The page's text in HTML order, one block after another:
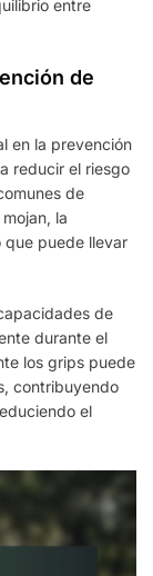
entre
de
en la prevención
reducir el riesgo
de
la
puede llevar
de
durante el
los grips puede
contribuyendo
el